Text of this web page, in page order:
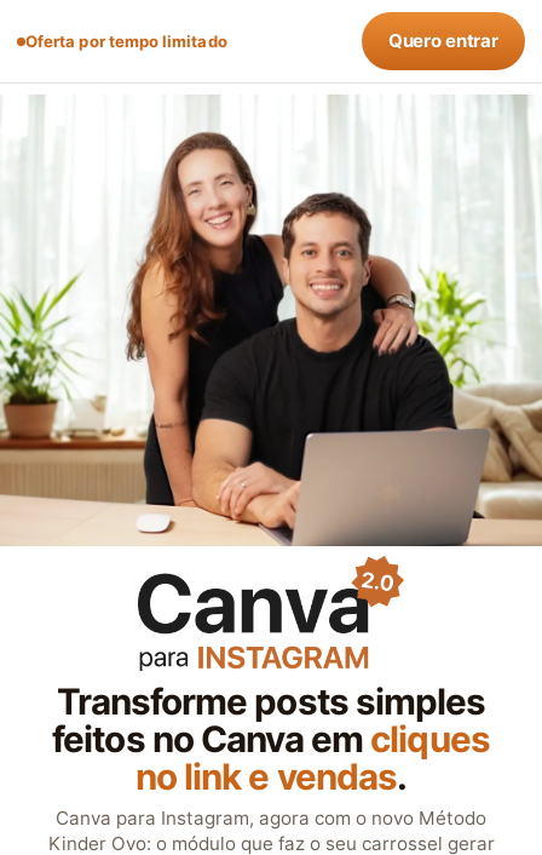
Oferta por tempo limitado Quero entrar
Transforme posts simples
feitos no Canva emcliques
no link e vendas.
Canva para Instagram, agora com o novo Método
Kinder Ovo: o módulo que faz o seu carrossel gerar